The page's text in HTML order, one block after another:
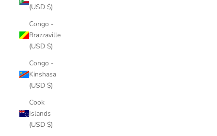
(USD $)
Congo -
Brazzaville
(USD $)
Congo -
Kinshasa
(USD $)
Cook
Islands
(USD $)